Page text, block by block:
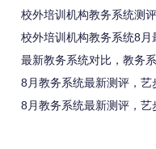
校外培训机构教务系统测评
校外培训机构教务系统8月
最新教务系统对比，教务
8月教务系统最新测评，艺
8月教务系统最新测评，艺